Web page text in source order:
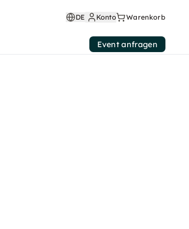
DE Konto Warenkorb
Event anfragen